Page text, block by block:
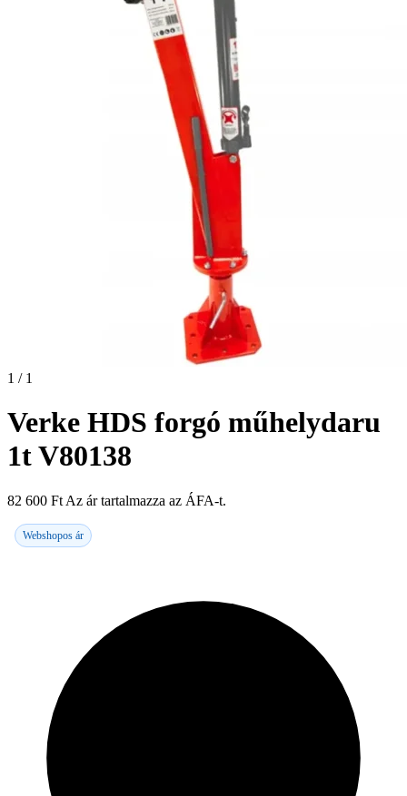
1 / 1
Verke HDS forgó műhelydaru
1t V80138
82 600 Ft Az ár tartalmazza az ÁFA-t.
Webshopos ár